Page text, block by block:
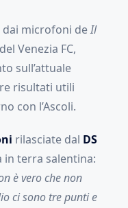
microfoni deIl
Venezia FC,
sull’attuale
risultati utili
con l’Ascoli.
rilasciate dal DS
in terra salentina:
è vero che non
ci sono tre punti e